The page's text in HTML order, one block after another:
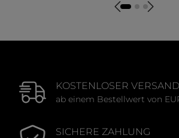
KOSTENLOSER VERSAND
ab einem Bestellwert von
SICHERE ZAHLUNG